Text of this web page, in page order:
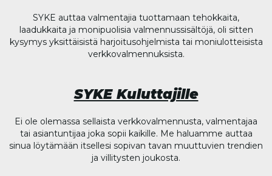
SYKE auttaa valmentajia tuottamaan tehokkaita,
laadukkaita ja monipuolisia valmennussisältöjä, oli sitten
kysymys yksittäisistä harjoitusohjelmista tai moniulotteisista
verkkovalmennuksista.
SYKE Kuluttajille
Ei ole olemassa sellaista verkkovalmennusta, valmentajaa
tai asiantuntijaa joka sopii kaikille. Me haluamme auttaa
sinua löytämään itsellesi sopivan tavan muuttuvien trendien
ja villitysten joukosta.